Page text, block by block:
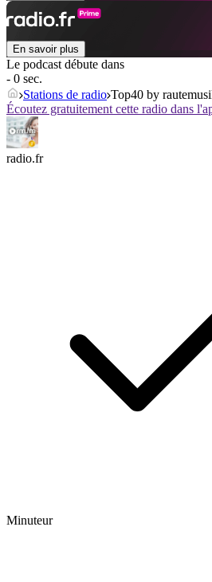
En savoir plus
Le podcast débute dans
- 0 sec.
Stations de radio Top40 by
Écoutez gratuitement cette radio dans
radio.fr
Minuteur